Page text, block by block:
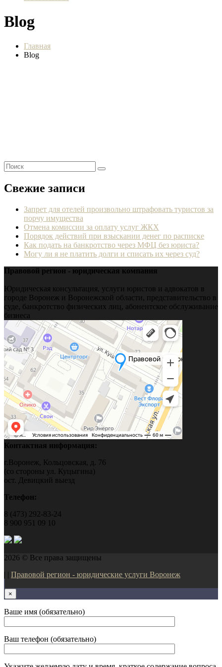
Blog
Главная
Blog
Свежие записи
Запрет для отелей произвольно штрафовать туристов за
порчу имущества
Отмена комиссии за оплату услуг ЖКХ
Порядок действий при взыскании денег по расписке
Как подать на банкротство через МФЦ без юриста?
Могу ли я не платить долги и списать их через суд?
Правовой регион - юридическая компания
Юридическая консультация, услуги юристов и адвокатов в
городе Воронеж и Воронежской области, представительство в
суде, банкротство физических лиц, абонентское обслуживание
бизнеса
Контактная информация:
г.Воронеж, Кольцовская, д. 76
(со стороны ул. Куцыгина)
ост. Девицкий выезд
Телефон:
8 (473) 292-83-24
8 900 951 09 10
2026 © Все права защищены
| | Правовой регион - юридические услуги Воронеж
×
Ваше имя (обязательно)
Ваш телефон (обязательно)